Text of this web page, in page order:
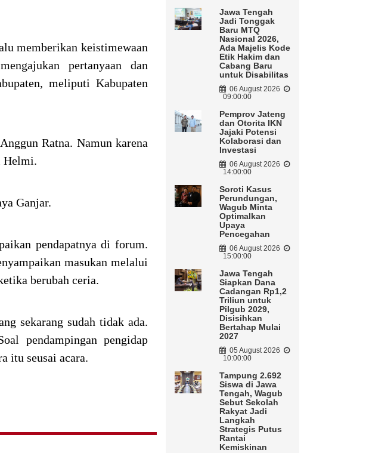
memberikan keistimewaan
pertanyaan dan
meliputi Kabupaten
Ratna. Namun karena
Helmi.
Ganjar.
pendapatnya di forum.
masukan melalui
berubah ceria.
sekarang sudah tidak ada.
pendampingan pengidap
itu seusai acara.
Jawa Tengah
Jadi Tonggak
Baru MTQ
Nasional 2026,
Ada Majelis Kode
Etik Hakim dan
Cabang Baru
untuk Disabilitas
06 August 2026
09:00:00
Pemprov Jateng
dan Otorita IKN
Jajaki Potensi
Kolaborasi dan
Investasi
06 August 2026
14:00:00
Soroti Kasus
Perundungan,
Wagub Minta
Optimalkan
Upaya
Pencegahan
06 August 2026
15:00:00
Jawa Tengah
Siapkan Dana
Cadangan Rp1,2
Triliun untuk
Pilgub 2029,
Disisihkan
Bertahap Mulai
2027
05 August 2026
10:00:00
Tampung 2.692
Siswa di Jawa
Tengah, Wagub
Sebut Sekolah
Rakyat Jadi
Langkah
Strategis Putus
Rantai
Kemiskinan